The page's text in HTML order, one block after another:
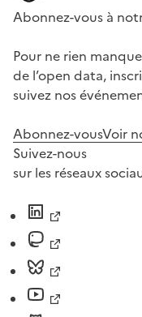
Abonnez-vous à
Pour ne rien
de l’open data,
suivez nos
Abonnez-vousVoir
Suivez-nous
sur les réseaux